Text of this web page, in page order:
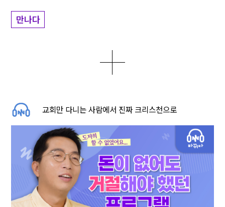
만나다
교회만 다니는 사람에서 진짜 크리스천으로